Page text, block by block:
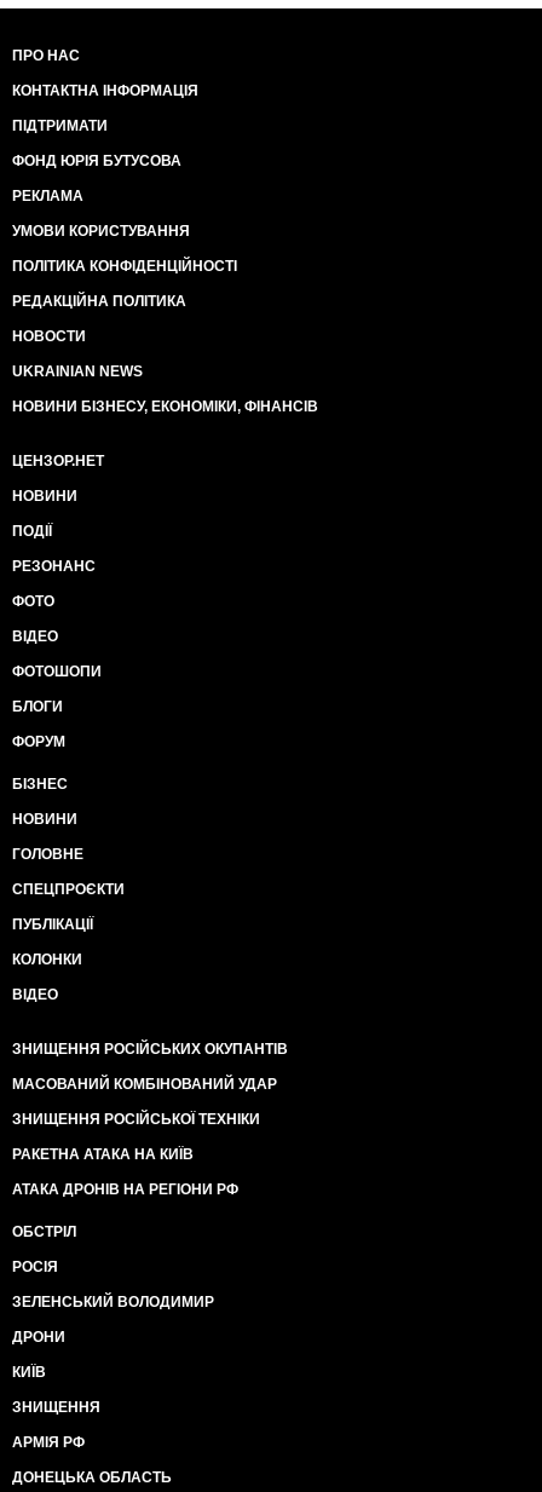
ПРО НАС
КОНТАКТНА ІНФОРМАЦІЯ
ПІДТРИМАТИ
ФОНД ЮРІЯ БУТУСОВА
РЕКЛАМА
УМОВИ КОРИСТУВАННЯ
ПОЛІТИКА КОНФІДЕНЦІЙНОСТІ
РЕДАКЦІЙНА ПОЛІТИКА
НОВОСТИ
UKRAINIAN NEWS
НОВИНИ БІЗНЕСУ, ЕКОНОМІКИ, ФІНАНСІВ
ЦЕНЗОР.НЕТ
НОВИНИ
ПОДІЇ
РЕЗОНАНС
ФОТО
ВІДЕО
ФОТОШОПИ
БЛОГИ
ФОРУМ
БІЗНЕС
НОВИНИ
ГОЛОВНЕ
СПЕЦПРОЄКТИ
ПУБЛІКАЦІЇ
КОЛОНКИ
ВІДЕО
ЗНИЩЕННЯ РОСІЙСЬКИХ ОКУПАНТІВ
МАСОВАНИЙ КОМБІНОВАНИЙ УДАР
ЗНИЩЕННЯ РОСІЙСЬКОЇ ТЕХНІКИ
РАКЕТНА АТАКА НА КИЇВ
АТАКА ДРОНІВ НА РЕГІОНИ РФ
ОБСТРІЛ
РОСІЯ
ЗЕЛЕНСЬКИЙ ВОЛОДИМИР
ДРОНИ
КИЇВ
ЗНИЩЕННЯ
АРМІЯ РФ
ДОНЕЦЬКА ОБЛАСТЬ